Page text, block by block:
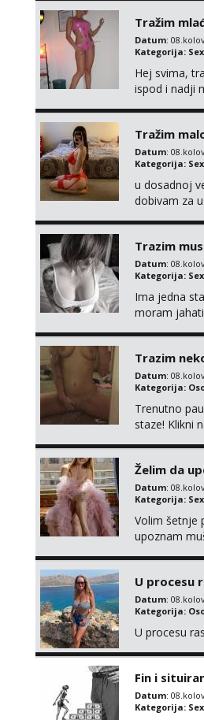
Tražim
Datum:
Kategorija: Sex
Hej svima,
ispod i nadji
Tražim
Datum:
Kategorija: Sex
u dosadnoj
dobivam za
Trazim
Datum:
Kategorija: Sex
Ima jedna
moram
Trazim
Datum:
Kategorija:
Trenutno
staze! Klikni
Želim da
Datum:
Kategorija: Sex
Volim šetnje
upoznam
U procesu
Datum:
Kategorija:
U procesu
Fin i
Datum:
Kategorija: Sex